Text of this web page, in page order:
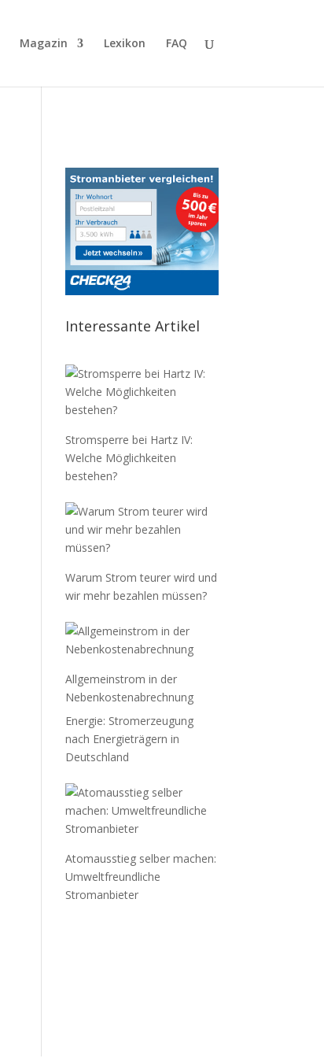
Magazin Lexikon FAQ
Interessante Artikel
Stromsperre bei Hartz IV:
Welche Möglichkeiten
bestehen?
Warum Strom teurer wird und
wir mehr bezahlen müssen?
Allgemeinstrom in der
Nebenkostenabrechnung
Energie: Stromerzeugung
nach Energieträgern in
Deutschland
Atomausstieg selber machen:
Umweltfreundliche
Stromanbieter